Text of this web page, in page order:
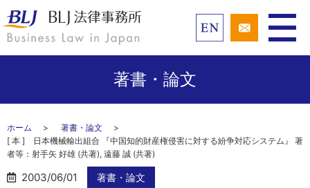
著書・論文
ホーム
著書・論文
[ 本 ] 日本機械輸出組合 『中国知的財産権侵害に対する紛争対応システム』 著
者等：射手矢 好雄 (共著), 遠藤 誠 (共著)
2003/06/01 著書・論文